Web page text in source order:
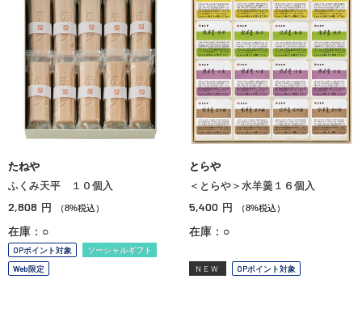
たねや
ふくみ天平 １０個入
2,808 円 （8%税込）
在庫：○
OPポイント対象
ソーシャルギフト
Web限定
とらや
＜とらや＞水羊羹１６個入
5,400 円 （8%税込）
在庫：○
NEW OPポイント対象